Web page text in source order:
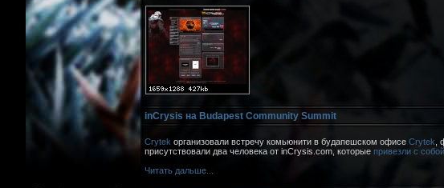
inCrysis на Budapest Community Summit
Crytek организовали встречу комьюнити в будапешском офисе Crytek ,
присутствовали два человека от inCrysis.com, которые привезли с
Читать дальше...